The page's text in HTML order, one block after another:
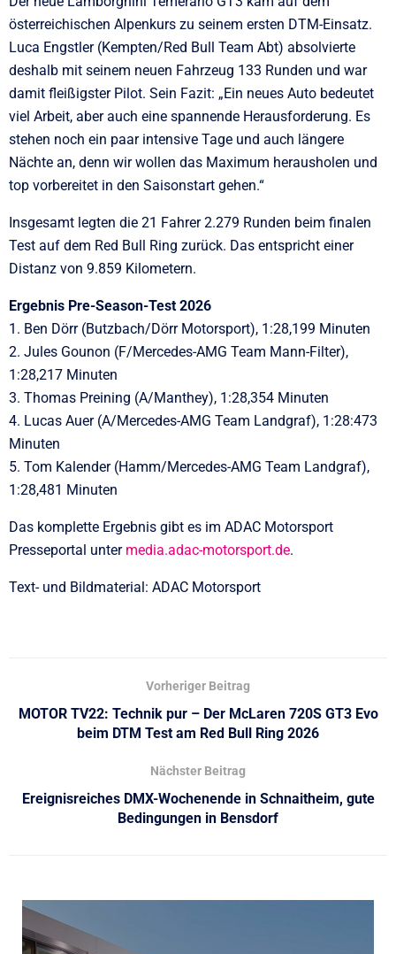
österreichischen Alpenkurs zu seinem ersten DTM-Einsatz.
Luca Engstler (Kempten/Red Bull Team Abt) absolvierte
deshalb mit seinem neuen Fahrzeug 133 Runden und war
damit fleißigster Pilot. Sein Fazit: „Ein neues Auto bedeutet
viel Arbeit, aber auch eine spannende Herausforderung. Es
stehen noch ein paar intensive Tage und auch längere
Nächte an, denn wir wollen das Maximum herausholen und
top vorbereitet in den Saisonstart gehen.“
Insgesamt legten die 21 Fahrer 2.279 Runden beim finalen
Test auf dem Red Bull Ring zurück. Das entspricht einer
Distanz von 9.859 Kilometern.
Ergebnis Pre-Season-Test 2026
1. Ben Dörr (Butzbach/Dörr Motorsport), 1:28,199 Minuten
2. Jules Gounon (F/Mercedes-AMG Team Mann-Filter),
1:28,217 Minuten
3. Thomas Preining (A/Manthey), 1:28,354 Minuten
4. Lucas Auer (A/Mercedes-AMG Team Landgraf), 1:28:473
Minuten
5. Tom Kalender (Hamm/Mercedes-AMG Team Landgraf),
1:28,481 Minuten
Das komplette Ergebnis gibt es im ADAC Motorsport
Presseportal unter media.adac-motorsport.de.
Text- und Bildmaterial: ADAC Motorsport
Vorheriger Beitrag
MOTOR TV22: Technik pur – Der McLaren 720S GT3 Evo
beim DTM Test am Red Bull Ring 2026
Nächster Beitrag
Ereignisreiches DMX-Wochenende in Schnaitheim, gute
Bedingungen in Bensdorf